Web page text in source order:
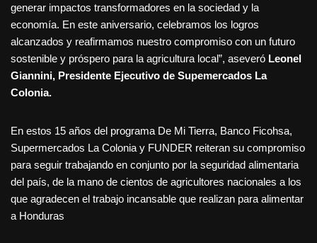
generar impactos transformadores en la sociedad y la
economía. En este aniversario, celebramos los logros
alcanzados y reafirmamos nuestro compromiso con un futuro
sostenible y próspero para la agricultura local”, aseveró Leonel
Giannini, Presidente Ejecutivo de Supemercados La
Colonia.
En estos 15 años del programa De Mi Tierra, Banco Ficohsa,
Supermercados La Colonia y FUNDER reiteran su compromiso
para seguir trabajando en conjunto por la seguridad alimentaria
del país, de la mano de cientos de agricultores nacionales a los
que agradecen el trabajo incansable que realizan para alimentar
a Honduras